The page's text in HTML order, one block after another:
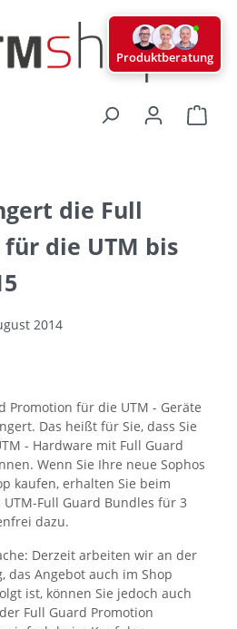
die Full
die UTM bis
2014
Promotion für die UTM - Geräte
Das heißt für Sie, dass Sie
- Hardware mit Full Guard
Wenn Sie Ihre neue Sophos
kaufen, erhalten Sie beim
Full Guard Bundles für 3
dazu.
Derzeit arbeiten wir an der
das Angebot auch im Shop
ist, können Sie jedoch auch
Full Guard Promotion
Produktberatung